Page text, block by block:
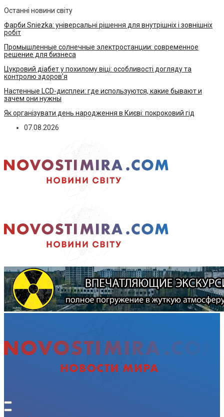
Останні новини світу
Фарби Sniezka: універсальні рішення для внутрішніх і зовнішніх
робіт
Промышленные солнечные электростанции: современное
решение для бизнеса
Цукровий діабет у похилому віці: особливості догляду та
контролю здоров’я
Настенные LCD-дисплеи: где используются, какие бывают и
зачем они нужны
Як організувати день народження в Києві: покроковий гід
07.08.2026